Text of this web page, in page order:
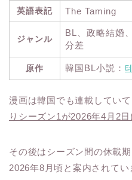
英語表記 The Taming
ジャンル
BL、政略結婚
分差
原作 韓国BL小説：
漫画は韓国でも連載していて
りシーズン1が2026年4月2日
その後はシーズン間の休載
2026年8月頃と案内されてい